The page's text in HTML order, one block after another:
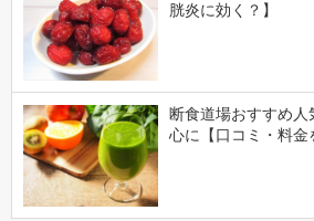
胱炎に効く？】
断食道場おすすめ
心に【口コミ・料金